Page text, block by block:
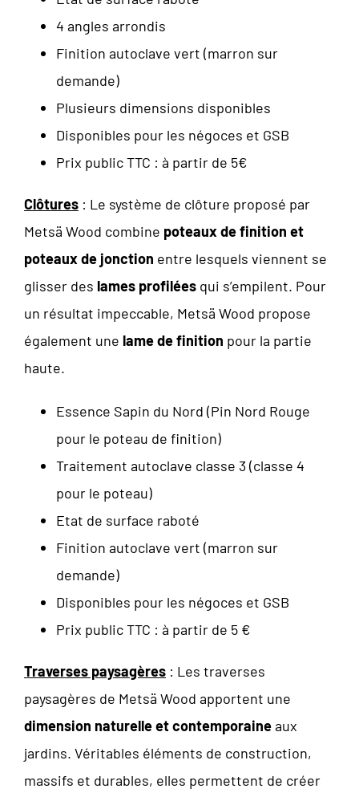
4 angles arrondis
Finition autoclave vert (marron sur
demande)
Plusieurs dimensions disponibles
Disponibles pour les négoces et GSB
Prix public TTC : à partir de 5€
Clôtures : Le système de clôture proposé par
Metsä Wood combine poteaux de finition et
poteaux de jonction entre lesquels viennent se
glisser des lames profilées qui s’empilent. Pour
un résultat impeccable, Metsä Wood propose
également une lame de finition pour la partie
haute.
Essence Sapin du Nord (Pin Nord Rouge
pour le poteau de finition)
Traitement autoclave classe 3 (classe 4
pour le poteau)
Etat de surface raboté
Finition autoclave vert (marron sur
demande)
Disponibles pour les négoces et GSB
Prix public TTC : à partir de 5 €
Traverses paysagères : Les traverses
paysagères de Metsä Wood apportent une
dimension naturelle et contemporaineaux
jardins. Véritables éléments de construction,
massifs et durables, elles permettent de créer